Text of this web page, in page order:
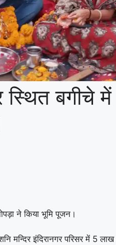
स्थित बगीचे
ने किया भूमि पूजन।
मन्दिर इंदिरानगर परिसर में